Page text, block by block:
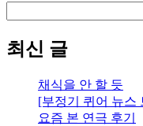
최신 글
채식을 안 할 듯
[부정기 퀴어 뉴스
요즘 본 연극 후기